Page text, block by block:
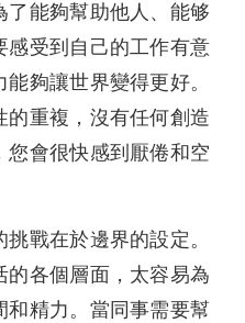
了能夠幫助他人、能够
感受到自己的工作有意
夠讓世界變得更好。
的重複，沒有任何創造
您會很快感到厭倦和空
戰在於邊界的設定。
的各個層面，太容易為
和精力。當同事需要幫